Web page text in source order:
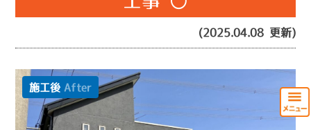
(2025.04.08 更新)
施工後 After